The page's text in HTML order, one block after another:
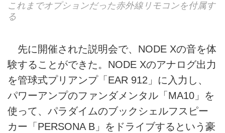
これまでオプションだった赤外線リモコンを付属す
る
先に開催された説明会で、NODE Xの音を体
験することができた。NODE Xのアナログ出力
を管球式プリアンプ「EAR 912」に入力し、
パワーアンプのファンダメンタル「MA10」を
使って、パラダイムのブックシェルフスピー
カー「PERSONA B」をドライブするという豪